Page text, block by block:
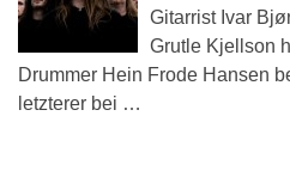
Gitarrist Ivar
Grutle Kjellson
Drummer Hein Frode Hansen
letzterer bei …